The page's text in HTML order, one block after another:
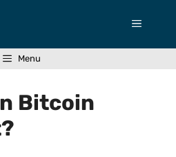
Menü
Menu
Bitcoin